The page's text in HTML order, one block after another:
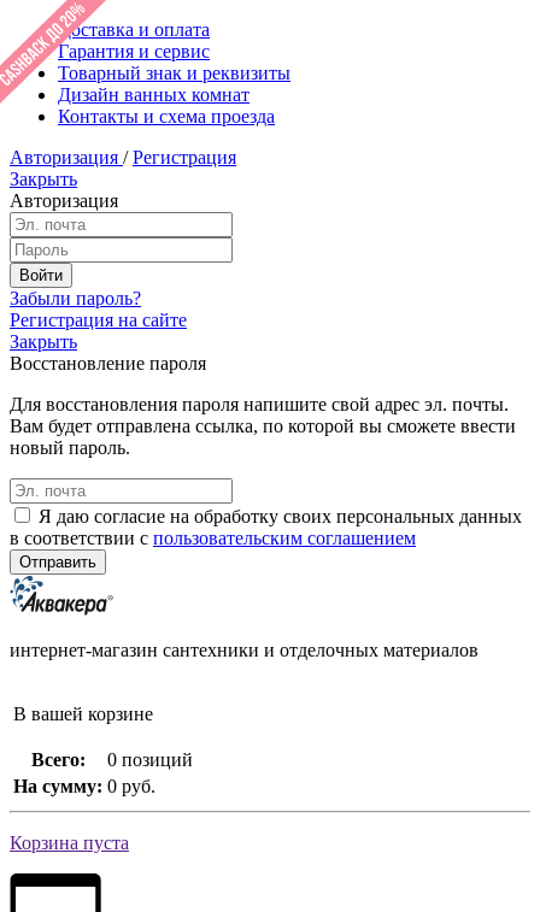
Доставка и оплата
Гарантия и сервис
Товарный знак и реквизиты
Дизайн ванных комнат
Контакты и схема проезда
Авторизация / Регистрация
Закрыть
Авторизация
Забыли пароль?
Регистрация на сайте
Закрыть
Восстановление пароля
Для восстановления пароля напишите свой адрес эл. почты.
Вам будет отправлена ссылка, по которой вы сможете ввести
новый пароль.
Я даю согласие на обработку своих персональных данных
в соответствии с пользовательским соглашением
интернет-магазин сантехники и отделочных материалов
В вашей корзине
Всего:
0 позиций
На сумму: 0 руб.
Корзина пуста